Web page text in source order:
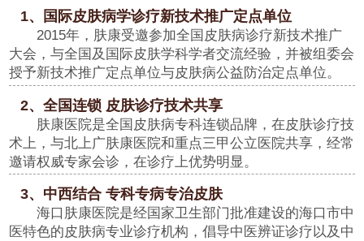
1、国际皮肤病学诊疗新技术推广定点单位
2015年，肤康受邀参加全国皮肤病诊疗新技术推广
大会，与全国及国际皮肤学科学者交流经验，并被组委会
授予新技术推广定点单位与皮肤病公益防治定点单位。
2、全国连锁 皮肤诊疗技术共享
肤康医院是全国皮肤病专科连锁品牌，在皮肤诊疗技
术上，与北上广肤康医院和重点三甲公立医院共享，经常
邀请权威专家会诊，在诊疗上优势明显。
3、中西结合 专科专病专治皮肤
海口肤康医院是经国家卫生部门批准建设的海口市中
医特色的皮肤病专业诊疗机构，倡导中医辨证诊疗以及中